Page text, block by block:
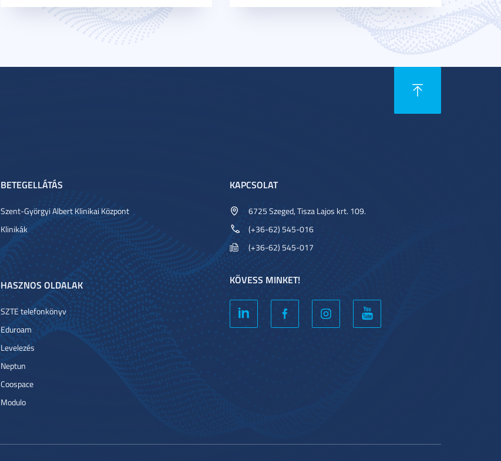
BETEGELLÁTÁS
Szent-Györgyi Albert Klinikai Központ
Klinikák
HASZNOS OLDALAK
SZTE telefonkönyv
Eduroam
Levelezés
Neptun
Coospace
Modulo
KAPCSOLAT
6725 Szeged, Tisza Lajos krt. 109.
(+36-62) 545-016
(+36-62) 545-017
KÖVESS MINKET!